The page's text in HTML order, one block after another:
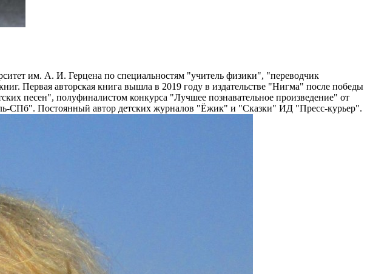
им. А. И. Герцена по специальностям "учитель физики", "переводчик
Первая авторская книга вышла в 2019 году в издательстве "Нигма" после победы
песен", полуфиналистом конкурса "Лучшее познавательное произведение" от
СПб". Постоянный автор детских журналов "Ёжик" и "Сказки" ИД "Пресс-курьер".